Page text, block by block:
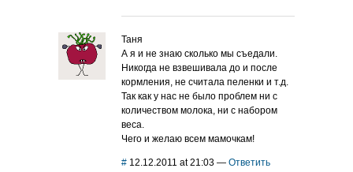
Таня
А я и не знаю сколько мы съедали.
Никогда не взвешивала до и после
кормления, не считала пеленки и т.д.
Так как у нас не было проблем ни с
количеством молока, ни с набором
веса.
Чего и желаю всем мамочкам!
# 12.12.2011 at 21:03 — Ответить